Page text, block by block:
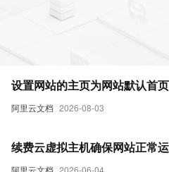
阿里云文档 2026-08-03
设置网站的主页为网站默认首
阿里云文档 2026-06-04
续费云虚拟主机确保网站正常